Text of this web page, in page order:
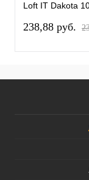
Loft IT Dakota
238,88 pуб.